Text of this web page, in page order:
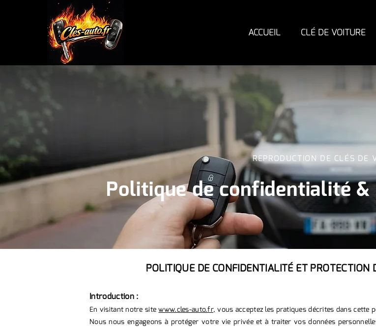
ACCUEIL CLÉ DE VOITURE
REPRODUCTION DE CLÉS DE
Politique de confidentialité
POLITIQUE DE CONFIDENTIALITÉ ET PROTECTION
Introduction :
En visitant notre sitewww.cles-auto.fr, vous acceptez les pratiques décrites dans cette
Nous nous engageons à protéger votre vie privée et à traiter vos données